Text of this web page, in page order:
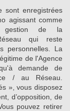
sont enregistrées
agissant comme
gestion de la
qui reste
personnelles. La
de l'Agence
demande de
/ au Réseau.
», vous disposez
d’opposition, de
pouvez retirer